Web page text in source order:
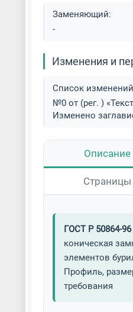
Заменяющий:
-
Изменения и
Список
№0 от (рег. )
Изменено
Описание
Страницы
ГОСТ Р 50864-96
коническая
элементов
Профиль,
требования